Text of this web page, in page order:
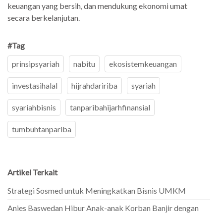
keuangan yang bersih, dan mendukung ekonomi umat
secara berkelanjutan.
#Tag
prinsipsyariah
nabitu ekosistemkeuangan
investasihalal hijrahdaririba syariah
syariahbisnis tanparibahijarhfinansial
tumbuhtanpariba
Artikel Terkait
Strategi Sosmed untuk Meningkatkan Bisnis UMKM
Anies Baswedan Hibur Anak-anak Korban Banjir dengan